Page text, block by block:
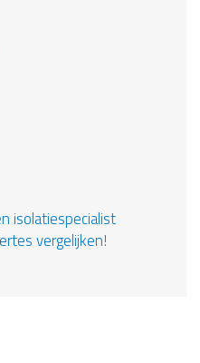
isolatiespecialist
vergelijken!